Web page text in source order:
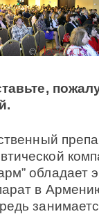
обладает
в